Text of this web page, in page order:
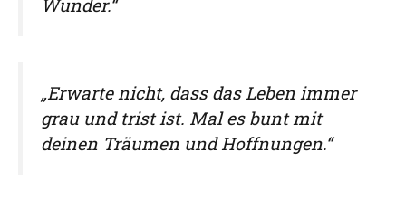
Wunder.“
„Erwarte nicht, dass das Leben immer
grau und trist ist. Mal es bunt mit
deinen Träumen und Hoffnungen.“